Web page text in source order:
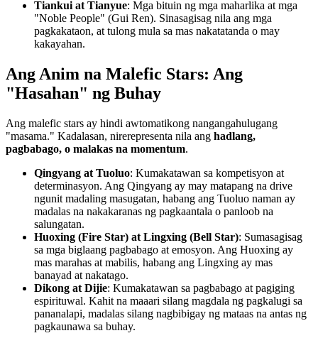
Tiankui at Tianyue: Mga bituin ng mga maharlika at mga
"Noble People" (Gui Ren). Sinasagisag nila ang mga
pagkakataon, at tulong mula sa mas nakatatanda o may
kakayahan.
Ang Anim na Malefic Stars: Ang
"Hasahan" ng Buhay
Ang malefic stars ay hindi awtomatikong nangangahulugang
"masama." Kadalasan, nirerepresenta nila ang hadlang,
pagbabago, o malakas na momentum.
Qingyang at Tuoluo: Kumakatawan sa kompetisyon at
determinasyon. Ang Qingyang ay may matapang na drive
ngunit madaling masugatan, habang ang Tuoluo naman ay
madalas na nakakaranas ng pagkaantala o panloob na
salungatan.
Huoxing (Fire Star) at Lingxing (Bell Star): Sumasagisag
sa mga biglaang pagbabago at emosyon. Ang Huoxing ay
mas marahas at mabilis, habang ang Lingxing ay mas
banayad at nakatago.
Dikong at Dijie: Kumakatawan sa pagbabago at pagiging
espirituwal. Kahit na maaari silang magdala ng pagkalugi sa
pananalapi, madalas silang nagbibigay ng mataas na antas ng
pagkaunawa sa buhay.